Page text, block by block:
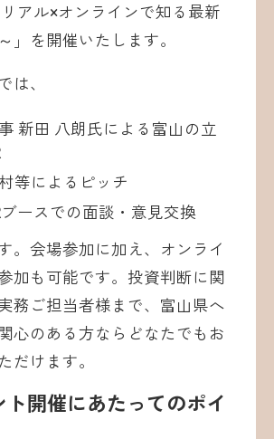
アル×オンラインで知る最新
」を開催いたします。
は、
新田 八朗氏による富山の立
等によるピッチ
ブースでの面談・意見交換
。会場参加に加え、オンライ
加も可能です。投資判断に関
務ご担当者様まで、富山県へ
心のある方ならどなたでもお
だけます。
ト開催にあたってのポイ